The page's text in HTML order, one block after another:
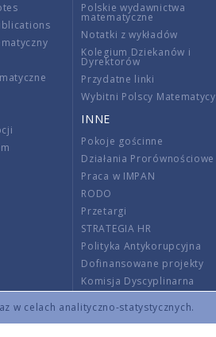
w celach analityczno-statystycznych.
Polskie wydawnictwa
matematyczne
Notatki z wykładów
Kolegium Dziekanów i
Dyrektorów
Przydatne linki
Wybitni Polscy Matematycy
INNE
Pokoje gościnne
Działania Prorównościowe
Praca w IMPAN
RODO
Przetargi
STRATEGIA HR
Polityka Antykorupcyjna
Dofinansowane projekty
Komisja Dyscyplinarna
Wnoszenie opłat